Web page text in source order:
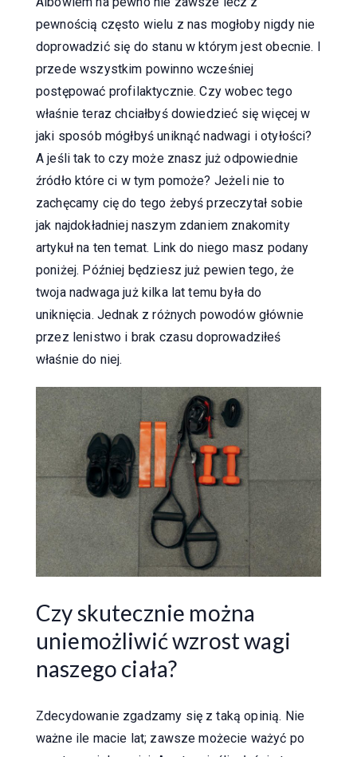
pewnością często wielu z nas mogłoby nigdy nie
doprowadzić się do stanu w którym jest obecnie. I
przede wszystkim powinno wcześniej
postępować profilaktycznie. Czy wobec tego
właśnie teraz chciałbyś dowiedzieć się więcej w
jaki sposób mógłbyś uniknąć nadwagi i otyłości?
A jeśli tak to czy może znasz już odpowiednie
źródło które ci w tym pomoże? Jeżeli nie to
zachęcamy cię do tego żebyś przeczytał sobie
jak najdokładniej naszym zdaniem znakomity
artykuł na ten temat. Link do niego masz podany
poniżej. Później będziesz już pewien tego, że
twoja nadwaga już kilka lat temu była do
uniknięcia. Jednak z różnych powodów głównie
przez lenistwo i brak czasu doprowadziłeś
właśnie do niej.
Czy skutecznie można
uniemożliwić wzrost wagi
naszego ciała?
Zdecydowanie zgadzamy się z taką opinią. Nie
ważne ile macie lat; zawsze możecie ważyć po